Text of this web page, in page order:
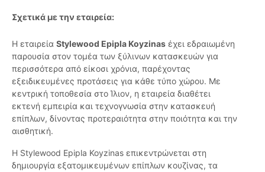
Σχετικά με την εταιρεία:
Η εταιρεία Stylewood Epipla Koyzinas έχει εδραιωμένη
παρουσία στον τομέα των ξύλινων κατασκευών για
περισσότερα από είκοσι χρόνια, παρέχοντας
εξειδικευμένες προτάσεις για κάθε τύπο χώρου. Με
κεντρική τοποθεσία στο Ίλιον, η εταιρεία διαθέτει
εκτενή εμπειρία και τεχνογνωσία στην κατασκευή
επίπλων, δίνοντας προτεραιότητα στην ποιότητα και την
αισθητική.
Η Stylewood Epipla Koyzinas επικεντρώνεται στη
δημιουργία εξατομικευμένων επίπλων κουζίνας, τα